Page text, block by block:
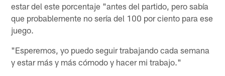
estar del este porcentaje "antes del partido, pero sabía
que probablemente no sería del 100 por ciento para ese
juego.
"Esperemos, yo puedo seguir trabajando cada semana
y estar más y más cómodo y hacer mi trabajo."